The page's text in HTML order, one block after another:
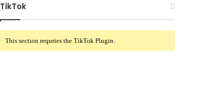
TikTok
This section requries the TikTok Plugin.